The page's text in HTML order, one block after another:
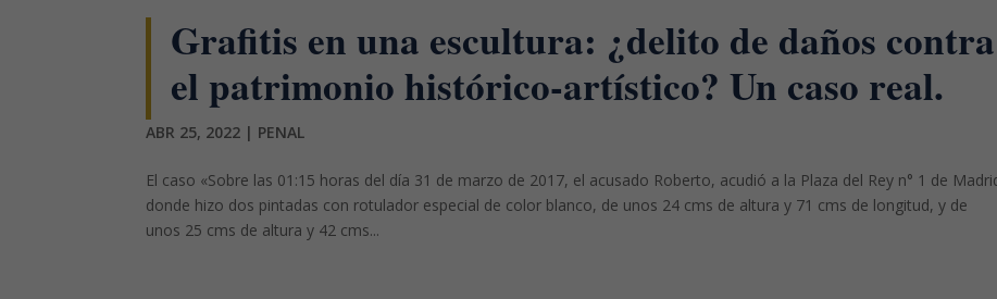
Grafitis en una escultura: ¿delito de daños contra
el patrimonio histórico-artístico? Un caso real.
ABR 25, 2022 | PENAL
El caso «Sobre las 01:15 horas del día 31 de marzo de 2017, el acusado Roberto, acudió a la Plaza del Rey n° 1 de
donde hizo dos pintadas con rotulador especial de color blanco, de unos 24 cms de altura y 71 cms de longitud, y de
unos 25 cms de altura y 42 cms...